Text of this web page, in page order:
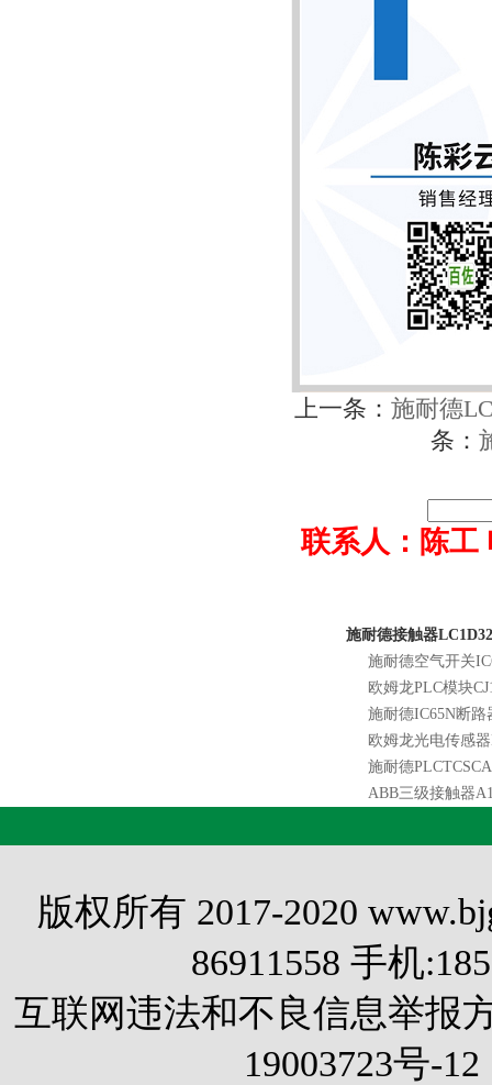
上一条： 施耐德
条：
联系人：陈工
施耐德接触器
施耐德空气开关
欧姆龙PLC模块
施耐德IC65N断路
欧姆龙光电传感
施耐德
ABB三级接触器
版权所有 2017-2020
86911558 手机
互联网违法和不良信息举报
19003723号-12